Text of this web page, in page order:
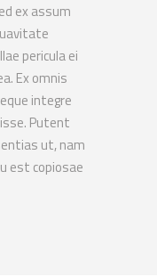
ex assum
pericula ei
Ex omnis
integre
Putent
ut, nam
est copiosae